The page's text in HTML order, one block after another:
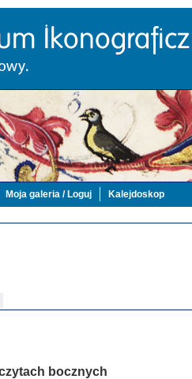
Moja galeria / Loguj Kalejdoskop
bocznych